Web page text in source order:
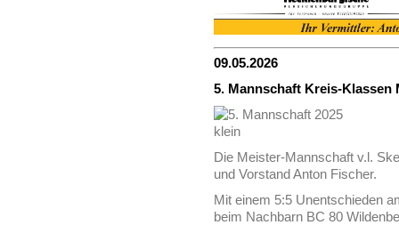
09.05.2026
5. Mannschaft Kreis-Klassen
Die Meister-Mannschaft v.l.
und Vorstand Anton Fischer.
Mit einem 5:5 Unentschieden
beim Nachbarn BC 80